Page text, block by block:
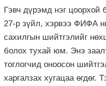
Гэвч дүрэмд нэг
27-р зүйл, хэрвээ ФИФА
сахилгын шийтгэлийг
болох тухай юм. Энэ
тоглогчид оноосон
харгалзах хугацаа өгдөг.